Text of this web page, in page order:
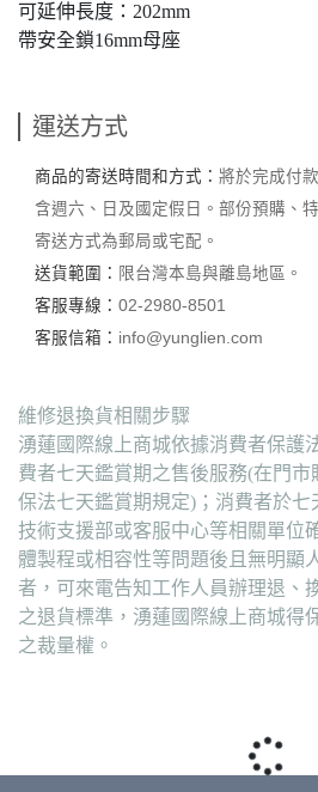
可延伸長度：202mm
帶安全鎖16mm母座
運送方式
商品的寄送時間和方式： 將於完成付
含週六、日及國定假日。部份預購、
寄送方式為郵局或宅配。
送貨範圍： 限台灣本島與離島地區。
客服專線： 02-2980-8501
客服信箱： info@yunglien.com
維修退換貨相關步驟
湧蓮國際線上商城依據消費者保護
費者七天鑑賞期之售後服務(在門
保法七天鑑賞期規定)；消費者於七
技術支援部或客服中心等相關單位
體製程或相容性等問題後且無明顯
者，可來電告知工作人員辦理退、
之退貨標準，湧蓮國際線上商城得
之裁量權。